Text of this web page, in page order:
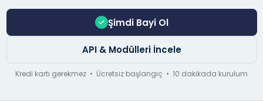
Şimdi Bayi Ol
API & Modülleri İncele
Kredi kartı gerekmez • Ücretsiz başlangıç • 10 dakikada kurulum